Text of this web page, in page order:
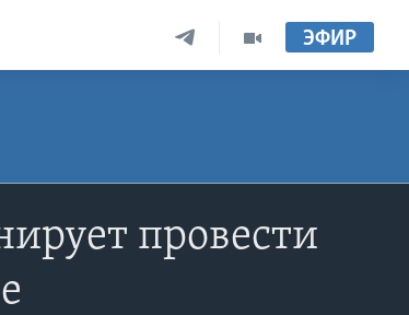
ЭФИР
провести